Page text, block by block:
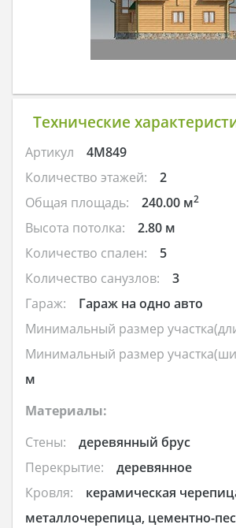
Технические
Артикул
4M849
Количество этажей:
2
Общая площадь:
240.00 м2
Высота потолка:
2.80 м
Количество спален:
5
Количество санузлов:
3
Гараж:
Гараж на одно авто
Минимальный размер
Минимальный размер
м
Материалы:
Стены:
деревянный брус
Перекрытие:
деревянное
Кровля:
керамическая
металлочерепица, цементно-